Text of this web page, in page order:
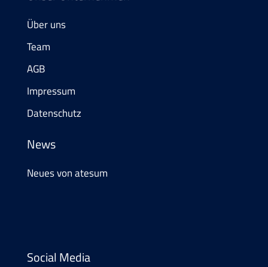
Über uns
Team
AGB
Impressum
Datenschutz
News
Neues von atesum
Social Media